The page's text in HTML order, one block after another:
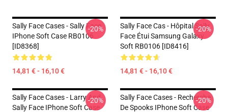
Sally Face Cases - Sally Face
IPhone Soft Case RB0106
[ID8368]
14,81 € - 16,10 €
-20%
Sally Face Cas - Hôpital Sally
Face Étui Samsung Galaxy
Soft RB0106 [ID8416]
14,81 € - 16,10 €
-20%
Sally Face Cases - Larry And
Sally Face IPhone Soft Case
-20%
Sally Face Cases - Recherche
De Spooks IPhone Soft Case
-20%